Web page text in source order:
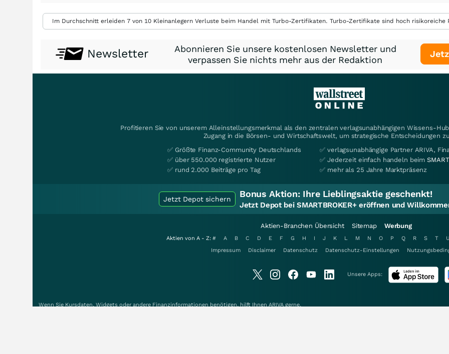
Im Durchschnitt erleiden 7 von 10 Kleinanlegern Verluste beim Handel mit Turbo-Zertifikaten. Turbo-Zertifikate sind hoch
Newsletter
Abonnieren Sie unsere kostenlosen Newsletter und
verpassen Sie nichts mehr aus der Redaktion
Profitieren Sie von unserem Alleinstellungsmerkmal als den zentralen verlagsunabhängigen Wissens-
Zugang in die Börsen- und Wirtschaftswelt, um strategische Entscheidungen
✅ Größte Finanz-Community Deutschlands
✅ über 550.000 registrierte Nutzer
✅ rund 2.000 Beiträge pro Tag
✅ verlagsunabhängige Partner ARIVA,
✅ Jederzeit einfach handeln beim
✅ mehr als 25 Jahre Marktpräsenz
Jetzt Depot sichern Bonus Aktion: Ihre Lieblingsaktie geschenkt!
Jetzt Depot bei SMARTBROKER+ eröffnen und
Aktien-Branchen Übersicht Sitemap Werbung
Aktien von A - Z: # A B C D E F G H I J K L M N O P Q R S T U
Impressum
Disclaimer Datenschutz Datenschutz-Einstellungen
Unsere Apps:
Wenn Sie Kursdaten, Widgets oder andere Finanzinformationen benötigen, hilft Ihnen ARIVA gerne.